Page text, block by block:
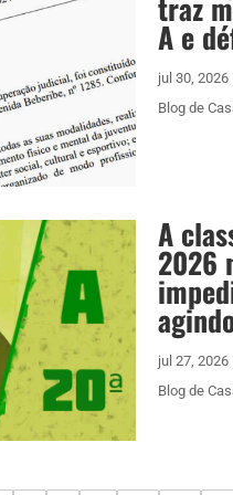
A e
jul 30, 2026
Blog de
A
2026
jul 27, 2026
Blog de